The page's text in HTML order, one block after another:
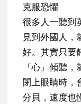
克服恐懼
很多人一聽到
見到外國人，
好。其實只要
『心』傾聽
閉上眼睛時，
分貝，速度也